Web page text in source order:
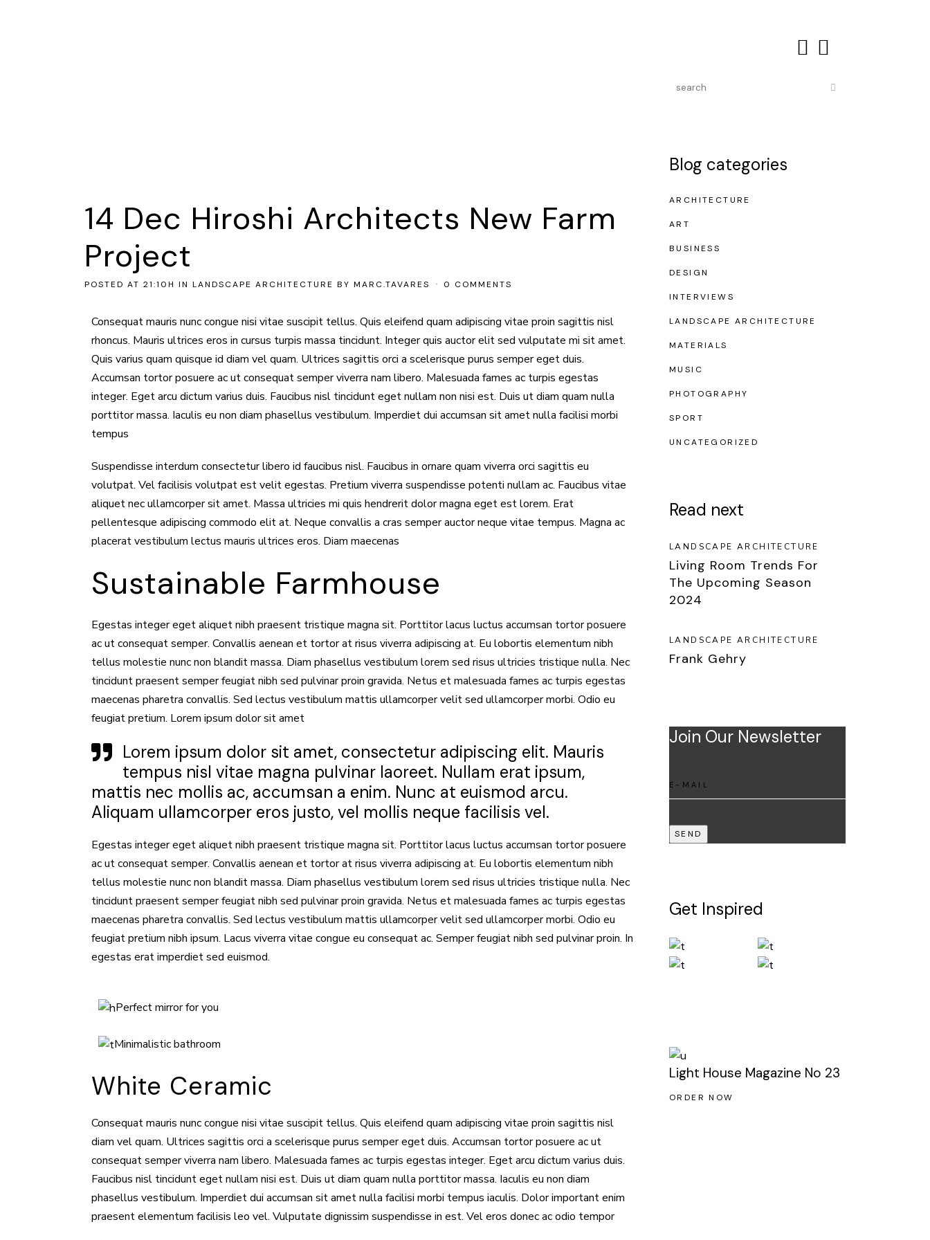
14 Dec Hiroshi Architects New Farm
Project
POSTED AT 21:10H IN LANDSCAPE ARCHITECTURE BY MARC.TAVARES 0 COMMENTS
Consequat mauris nunc congue nisi vitae suscipit tellus. Quis eleifend quam adipiscing vitae proin sagittis nisl
rhoncus. Mauris ultrices eros in cursus turpis massa tincidunt. Integer quis auctor elit sed vulputate mi sit amet.
Quis varius quam quisque id diam vel quam. Ultrices sagittis orci a scelerisque purus semper eget duis.
Accumsan tortor posuere ac ut consequat semper viverra nam libero. Malesuada fames ac turpis egestas
integer. Eget arcu dictum varius duis. Faucibus nisl tincidunt eget nullam non nisi est. Duis ut diam quam nulla
porttitor massa. Iaculis eu non diam phasellus vestibulum. Imperdiet dui accumsan sit amet nulla facilisi morbi
tempus
Suspendisse interdum consectetur libero id faucibus nisl. Faucibus in ornare quam viverra orci sagittis eu
volutpat. Vel facilisis volutpat est velit egestas. Pretium viverra suspendisse potenti nullam ac. Faucibus vitae
aliquet nec ullamcorper sit amet. Massa ultricies mi quis hendrerit dolor magna eget est lorem. Erat
pellentesque adipiscing commodo elit at. Neque convallis a cras semper auctor neque vitae tempus. Magna ac
placerat vestibulum lectus mauris ultrices eros. Diam maecenas
Sustainable Farmhouse
Egestas integer eget aliquet nibh praesent tristique magna sit. Porttitor lacus luctus accumsan tortor posuere
ac ut consequat semper. Convallis aenean et tortor at risus viverra adipiscing at. Eu lobortis elementum nibh
tellus molestie nunc non blandit massa. Diam phasellus vestibulum lorem sed risus ultricies tristique nulla. Nec
tincidunt praesent semper feugiat nibh sed pulvinar proin gravida. Netus et malesuada fames ac turpis egestas
maecenas pharetra convallis. Sed lectus vestibulum mattis ullamcorper velit sed ullamcorper morbi. Odio eu
feugiat pretium. Lorem ipsum dolor sit amet
Lorem ipsum dolor sit amet, consectetur adipiscing elit. Mauris
tempus nisl vitae magna pulvinar laoreet. Nullam erat ipsum,
mattis nec mollis ac, accumsan a enim. Nunc at euismod arcu.
Aliquam ullamcorper eros justo, vel mollis neque facilisis vel.
Egestas integer eget aliquet nibh praesent tristique magna sit. Porttitor lacus luctus accumsan tortor posuere
ac ut consequat semper. Convallis aenean et tortor at risus viverra adipiscing at. Eu lobortis elementum nibh
tellus molestie nunc non blandit massa. Diam phasellus vestibulum lorem sed risus ultricies tristique nulla. Nec
tincidunt praesent semper feugiat nibh sed pulvinar proin gravida. Netus et malesuada fames ac turpis egestas
maecenas pharetra convallis. Sed lectus vestibulum mattis ullamcorper velit sed ullamcorper morbi. Odio eu
feugiat pretium nibh ipsum. Lacus viverra vitae congue eu consequat ac. Semper feugiat nibh sed pulvinar proin. In
egestas erat imperdiet sed euismod.
Perfect mirror for you
Minimalistic bathroom
White Ceramic
Consequat mauris nunc congue nisi vitae suscipit tellus. Quis eleifend quam adipiscing vitae proin sagittis nisl
diam vel quam. Ultrices sagittis orci a scelerisque purus semper eget duis. Accumsan tortor posuere ac ut
consequat semper viverra nam libero. Malesuada fames ac turpis egestas integer. Eget arcu dictum varius duis.
Faucibus nisl tincidunt eget nullam nisi est. Duis ut diam quam nulla porttitor massa. Iaculis eu non diam
phasellus vestibulum. Imperdiet dui accumsan sit amet nulla facilisi morbi tempus iaculis. Dolor important enim
praesent elementum facilisis leo vel. Vulputate dignissim suspendisse in est. Vel eros donec ac odio tempor
Blog categories
ARCHITECTURE
ART
BUSINESS
DESIGN
INTERVIEWS
LANDSCAPE ARCHITECTURE
MATERIALS
MUSIC
PHOTOGRAPHY
SPORT
UNCATEGORIZED
Read next
LANDSCAPE ARCHITECTURE
Living Room Trends For
The Upcoming Season
2024
LANDSCAPE ARCHITECTURE
Frank Gehry
Join Our Newsletter
SEND
Get Inspired
Light House Magazine No 23
ORDER NOW